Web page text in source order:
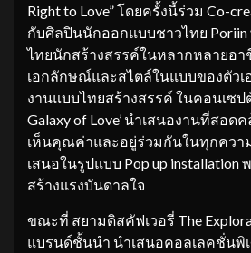
Right to Love” โดยครั้งนี้ร่วม Co-
กับศิลปินนักออกแบบชาวไทย
ไทยนักสร้างสรรค์ในหลากหลายอา
เอกลักษณ์และสไตล์ในแบบของตัวเ
งานแบบไทยสร้างสรรค์ ในคอนเซปต์
Galaxy of Love’ นำเสนองานที่สอ
เห็นคุณค่าและอยู่ร่วมกันในทุกควา
เสนอในรูปแบบ Pop up installation
สร้างแรงบันดาลใจ
ขณะที่ สยามดิสคัฟเวอรี่ The
แบรนด์ชั้นนำ นำเสนอคอลเลคชั่นพิ